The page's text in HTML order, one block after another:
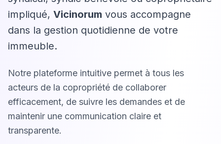
impliqué, Vicinorum vous accompagne
dans la gestion quotidienne de votre
immeuble.
Notre plateforme intuitive permet à tous les
acteurs de la copropriété de collaborer
efficacement, de suivre les demandes et de
maintenir une communication claire et
transparente.